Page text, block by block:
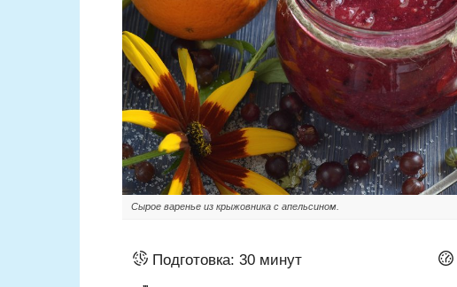
Сырое варенье из крыжовника с апельсином.
Подготовка: 30 минут